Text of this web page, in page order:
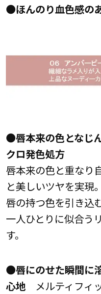
●ほんのり血色感の
●唇本来の色となじ
クロ発色処方
唇本来の色と重なり
と美しいツヤを実現。
唇の持つ色を引き込
一人ひとりに似合う
す。
●唇にのせた瞬間に
心地 メルティフィ